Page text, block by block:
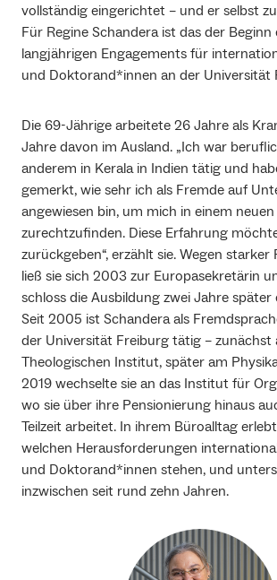
vollständig eingerichtet – und er selbst
Für Regine Schandera ist das der Beginn
langjährigen Engagements für
und Doktorand*innen an der Universität
Die 69-Jährige arbeitete 26 Jahre als
Jahre davon im Ausland. „Ich war
anderem in Kerala in Indien tätig und
gemerkt, wie sehr ich als Fremde auf
angewiesen bin, um mich in einem neuen
zurechtzufinden. Diese Erfahrung
zurückgeben“, erzählt sie. Wegen
ließ sie sich 2003 zur Europasekretärin
schloss die Ausbildung zwei Jahre
Seit 2005 ist Schandera als
der Universität Freiburg tätig – zunächst
Theologischen Institut, später am
2019 wechselte sie an das Institut für
wo sie über ihre Pensionierung hinaus
Teilzeit arbeitet. In ihrem Büroalltag
welchen Herausforderungen
und Doktorand*innen stehen, und
inzwischen seit rund zehn Jahren.